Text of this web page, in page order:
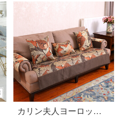
カリン夫人ヨーロッパ式ソファマットセット欧風クラシックソファカバーカバーカバーカバー123セット布芸四季通用ファッションシンプルで厚みのある滑り止めマットセルビアレトロカレー-シンプルなスタイルのソファマット90*75